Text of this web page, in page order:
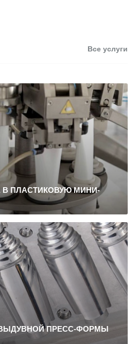
Все услуги
В ПЛАСТИКОВУЮ МИНИ-
ПРЕСС-ФОРМЫ